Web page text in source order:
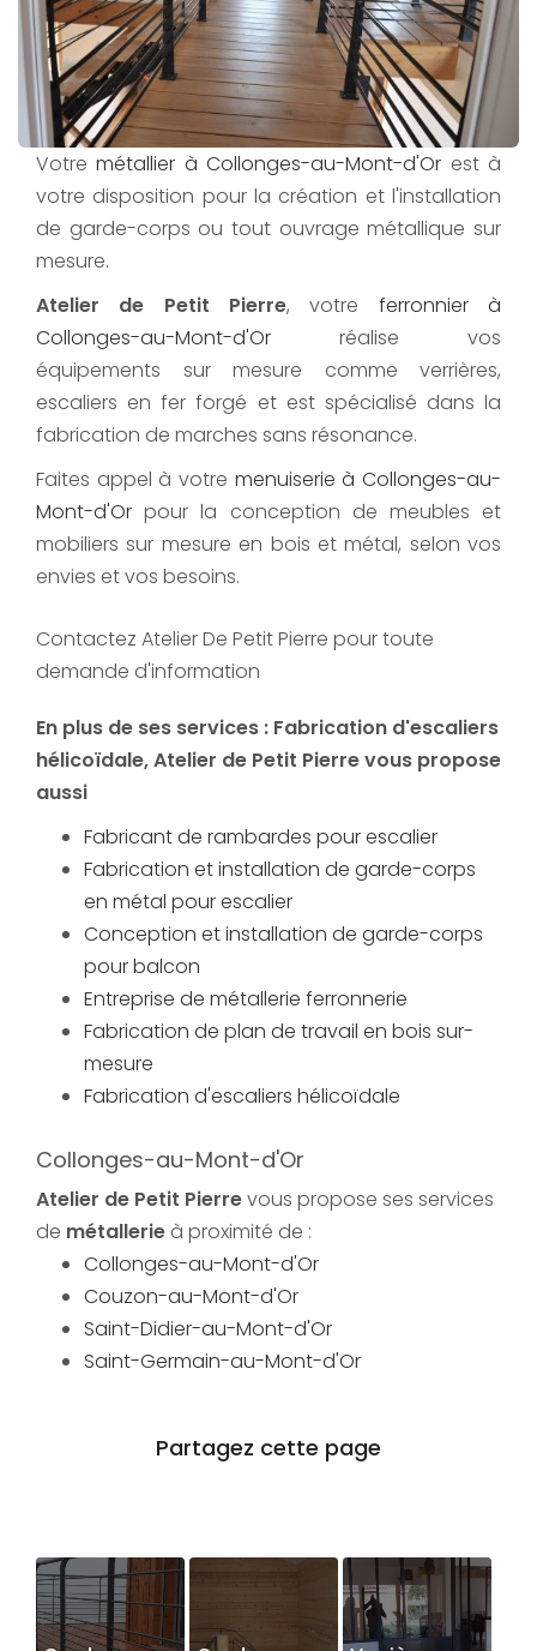
Votremétallier à Collonges-au-Mont-d'Or est à
votre disposition pour la création et l'installation
de garde-corps ou tout ouvrage métallique sur
mesure.
Atelier de Petit Pierre, votre ferronnier à
Collonges-au-Mont-d'Or réalise vos
équipements sur mesure comme verrières,
escaliers en fer forgé et est spécialisé dans la
fabrication de marches sans résonance.
Faites appel à votre menuiserie à Collonges-au-
Mont-d'Or pour la conception de meubles et
mobiliers sur mesure en bois et métal, selon vos
envies et vos besoins.
Contactez Atelier De Petit Pierre pour toute
demande d'information
En plus de ses services : Fabrication d'escaliers
hélicoïdale, Atelier de Petit Pierre vous propose
aussi
Fabricant de rambardes pour escalier
Fabrication et installation de garde-corps
en métal pour escalier
Conception et installation de garde-corps
pour balcon
Entreprise de métallerie ferronnerie
Fabrication de plan de travail en bois sur-
mesure
Fabrication d'escaliers hélicoïdale
Collonges-au-Mont-d'Or
Atelier de Petit Pierrevous propose ses services
de métallerie à proximité de :
Collonges-au-Mont-d'Or
Couzon-au-Mont-d'Or
Saint-Didier-au-Mont-d'Or
Saint-Germain-au-Mont-d'Or